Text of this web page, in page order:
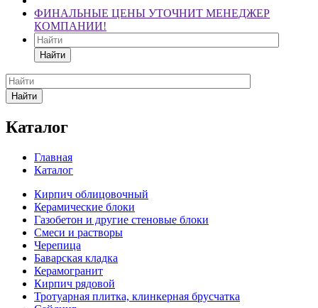
ФИНАЛЬНЫЕ ЦЕНЫ УТОЧНИТ МЕНЕДЖЕР
КОМПАНИИ!
Найти
Найти
Каталог
Главная
Каталог
Кирпич облицовочный
Керамические блоки
Газобетон и другие стеновые блоки
Смеси и растворы
Черепица
Баварская кладка
Керамогранит
Кирпич рядовой
Тротуарная плитка, клинкерная брусчатка